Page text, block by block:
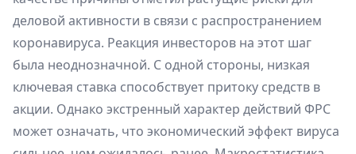
деловой активности в связи с распространением
коронавируса. Реакция инвесторов на этот шаг
была неоднозначной. С одной стороны, низкая
ключевая ставка способствует притоку средств в
акции. Однако экстренный характер действий ФРС
может означать, что экономический эффект вируса